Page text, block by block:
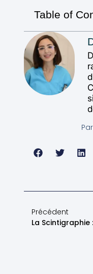
Table of
Précédent